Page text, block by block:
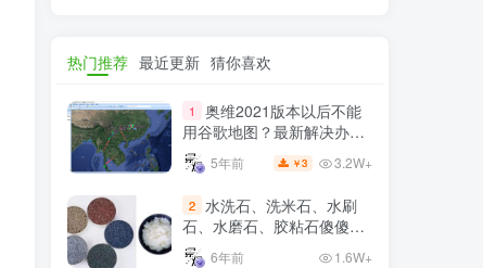
热门推荐 最近更新 猜你喜欢
1
奥维2021版本以后不能
用谷歌地图？最新解决办法
苹果安卓电脑
5年前 ￥3 3.2W+
2
水洗石、洗米石、水刷
石、水磨石、胶粘石傻傻分
不清楚
6年前 1.6W+